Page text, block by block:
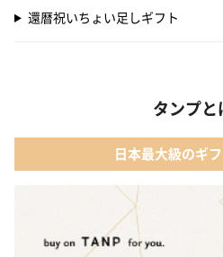
還暦祝いちょい足しギフト
タンプと
日本最大級のギ